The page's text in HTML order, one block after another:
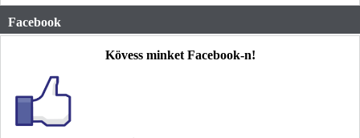
Facebook
Kövess minket Facebook-n!